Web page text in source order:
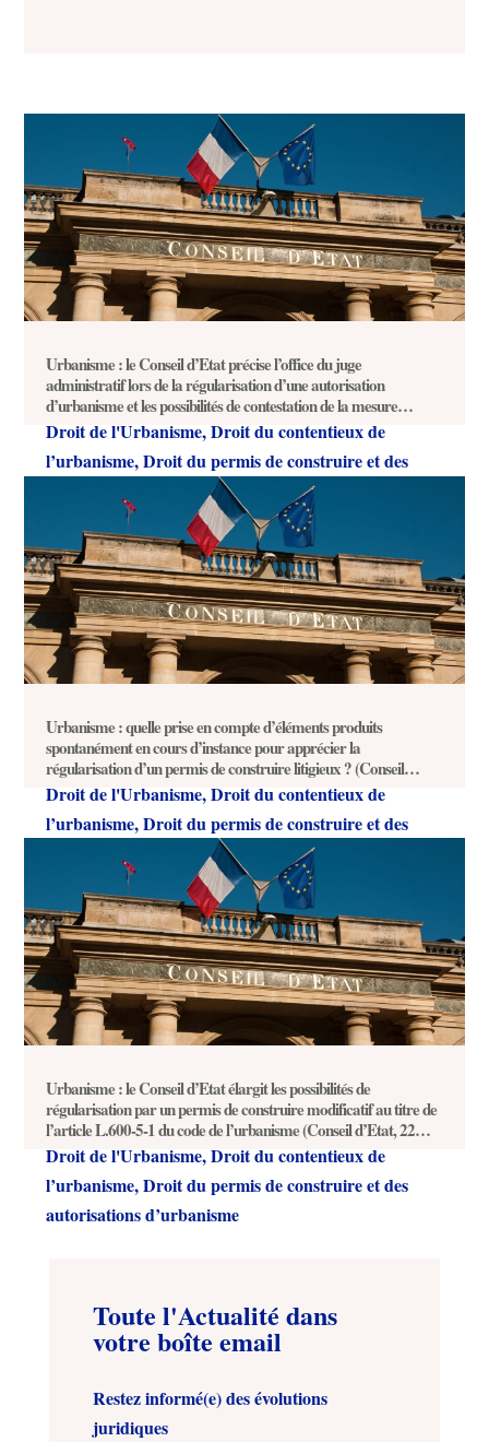
Urbanisme : le Conseil d’Etat précise l’office du juge
administratif lors de la régularisation d’une autorisation
d’urbanisme et les possibilités de contestation de la mesure
(Conseil d’Etat, 5 février 2021, n°430990)
Droit de l'Urbanisme,Droit du contentieux de
l’urbanisme,Droit du permis de construire et des
autorisations d’urbanisme
Urbanisme : quelle prise en compte d’éléments produits
spontanément en cours d’instance pour apprécier la
régularisation d’un permis de construire litigieux ? (Conseil
d’Etat, 22 février 2018, n°389518)
Droit de l'Urbanisme,Droit du contentieux de
l’urbanisme,Droit du permis de construire et des
autorisations d’urbanisme
Urbanisme : le Conseil d’Etat élargit les possibilités de
régularisation par un permis de construire modificatif au titre de
l’article L.600-5-1 du code de l’urbanisme (Conseil d’Etat, 22
février 2017, n°392998)
Droit de l'Urbanisme,Droit du contentieux de
l’urbanisme,Droit du permis de construire et des
autorisations d’urbanisme
Toute l'Actualité dans
votre boîte email
Restez informé(e) des évolutions
juridiques